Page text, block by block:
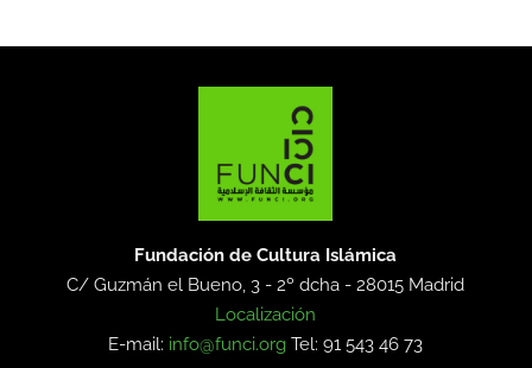
Fundación de Cultura Islámica
C/ Guzmán el Bueno, 3 - 2º dcha -28015 Madrid
Localización
E-mail: info@funci.org Tel: 91 543 46 73